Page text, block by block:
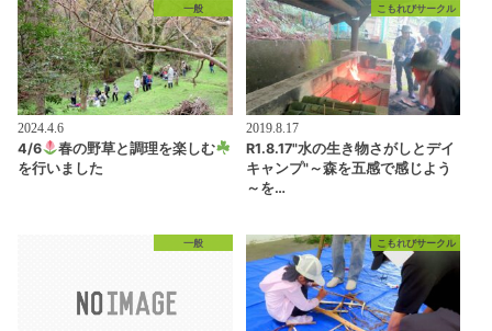
一般
2024.4.6
4/6
春の野草と調理を楽しむ
を行いました
こもれびサークル
2019.8.17
R1.8.17"水の生き物さがしとデイ
キャンプ"～森を五感で感じよう
～を…
一般 こもれびサークル